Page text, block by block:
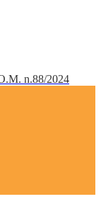
n.88/2024